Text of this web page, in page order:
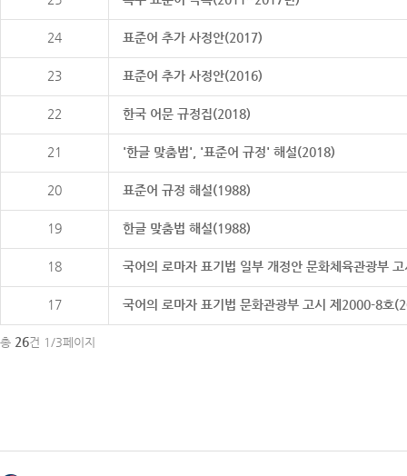
24 표준어 추가 사정안(2017)
23 표준어 추가 사정안(2016)
22 한국 어문 규정집(2018)
21 '한글 맞춤법', '표준어 규정' 해설(2018)
20 표준어 규정 해설(1988)
19 한글 맞춤법 해설(1988)
18 국어의 로마자 표기법 일부 개정안 문화체육관광부
17 국어의 로마자 표기법 문화관광부 고시 제2000-8호
총 26건 1/3페이지